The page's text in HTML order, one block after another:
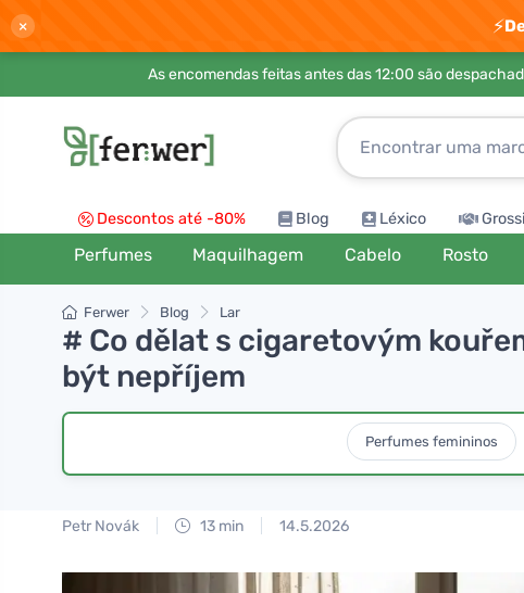
× ⚡
As encomendas feitas antes das 12:00 são
Descontos até -80% Blog Léxico
Perfumes Maquilhagem Cabelo Rosto
Ferwer Blog Lar
# Co dělat s cigaretovým
být nepříjem
Perfumes femininos
Petr Novák 13 min 14.5.2026